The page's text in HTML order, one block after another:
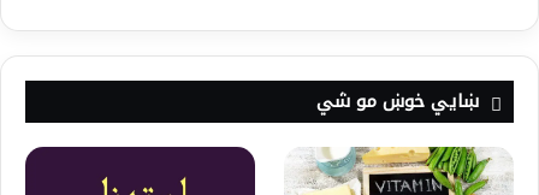
ښايي خوښ مو شي